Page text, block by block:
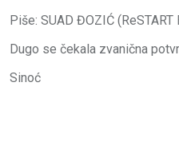
Piše: SUAD ĐOZIĆ
Dugo se čekala zvanična
Sinoć